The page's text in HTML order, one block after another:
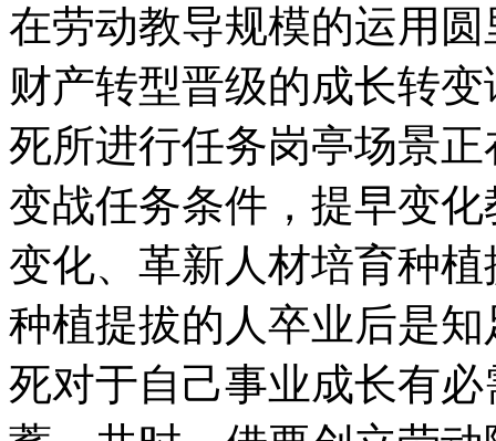
在劳动教导规模的运用
财产转型晋级的成长转
死所进行任务岗亭场景
变战任务条件，提早变
变化、革新人材培育种
种植提拔的人卒业后是
死对于自己事业成长有